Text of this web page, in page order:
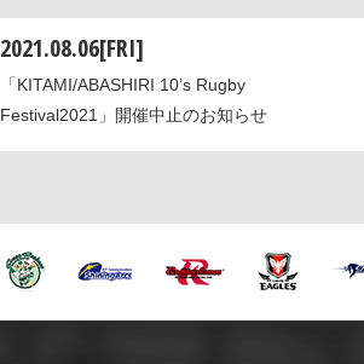
2021.08.06[FRI]
「KITAMI/ABASHIRI 10’s Rugby
Festival2021」開催中止のお知らせ